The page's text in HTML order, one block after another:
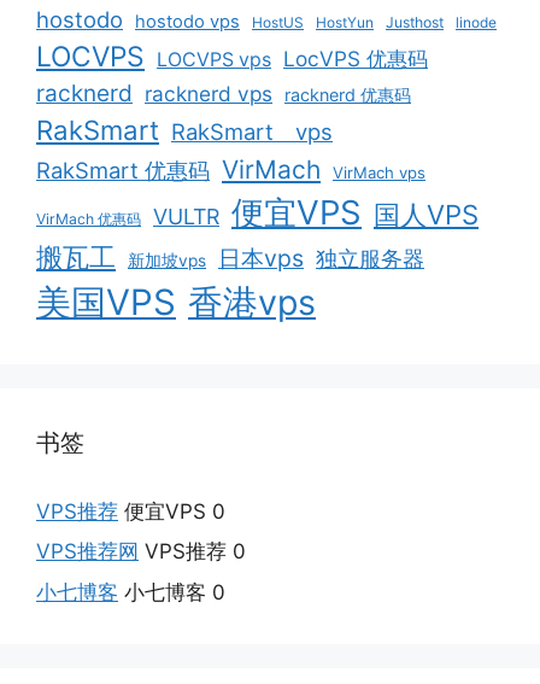
hostodo hostodo vps HostUS HostYun Justhost linode
LOCVPS LOCVPS vps LocVPS 优惠码
racknerd racknerd vps racknerd 优惠码
RakSmart RakSmart vps
RakSmart 优惠码 VirMach VirMach vps
VirMach 优惠码 VULTR 便宜VPS 国人VPS
搬瓦工
新加坡vps 日本vps 独立服务器
美国VPS 香港vps
书签
VPS推荐 便宜VPS 0
VPS推荐网 VPS推荐 0
小七博客 小七博客 0